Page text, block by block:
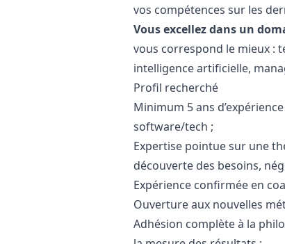
vos compétences sur les
Vous excellez dans un
vous correspond le mieux :
intelligence artificielle,
Profil recherché
Minimum 5 ans
software/tech ;
Expertise pointue sur une
découverte des besoins,
Expérience confirmée en
Ouverture aux nouvelles
Adhésion complète à la